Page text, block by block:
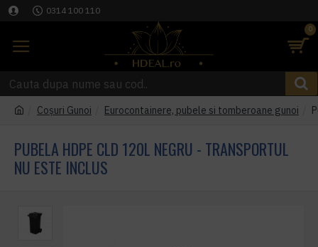
0314 100 110
0
Coşuri Gunoi Eurocontainere, pubele si tomberoane gunoi
PUBELA HDPE CLD 120L NEGRU - TRANSPORTUL
NU ESTE INCLUS